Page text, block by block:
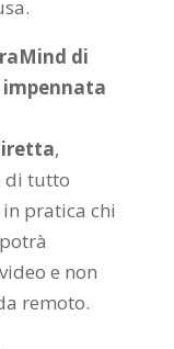
di
impennata
,
di tutto
pratica chi
e non
remoto.